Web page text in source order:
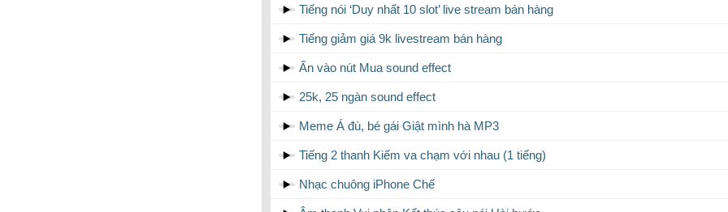
Tiếng nói ‘Duy nhất 10 slot’ live stream bán hàng
Tiếng giảm giá 9k livestream bán hàng
Ấn vào nút Mua sound effect
25k, 25 ngàn sound effect
Meme Á đù, bé gái Giật mình hà MP3
Tiếng 2 thanh Kiếm va chạm với nhau (1 tiếng)
Nhạc chuông iPhone Chế